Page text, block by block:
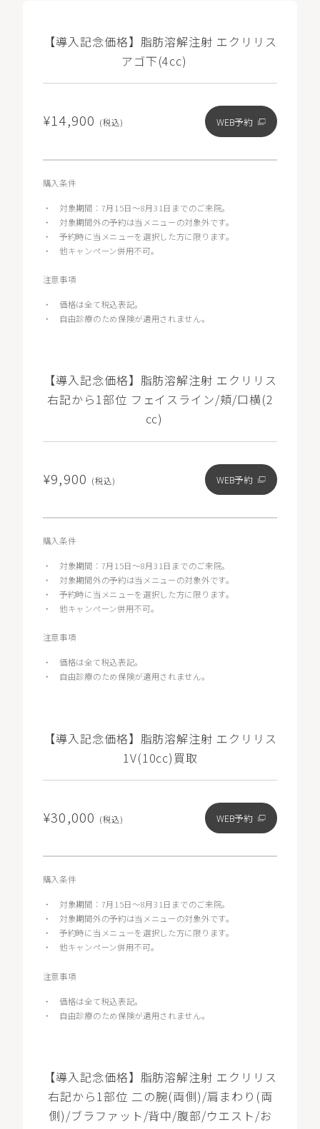
【導入記念価格】脂肪溶解注射 エクリリス
アゴ下(4cc)
¥14,900 (税込) WEB予約
購入条件
・ 対象期間：7月15日～8月31日までのご来院。
・ 対象期間外の予約は当メニューの対象外です。
・予約時に当メニューを選択した方に限ります。
・他キャンペーン併用不可。
注意事項
・価格は全て税込表記。
・
自由診療のため保険が適用されません。
【導入記念価格】脂肪溶解注射 エクリリス
右記から1部位 フェイスライン/頬/口横(2
㏄)
¥9,900 (税込) WEB予約
購入条件
・ 対象期間：7月15日～8月31日までのご来院。
・ 対象期間外の予約は当メニューの対象外です。
・予約時に当メニューを選択した方に限ります。
・他キャンペーン併用不可。
注意事項
・価格は全て税込表記。
・
自由診療のため保険が適用されません。
【導入記念価格】脂肪溶解注射 エクリリス
1V(10cc)買取
¥30,000 (税込) WEB予約
購入条件
・ 対象期間：7月15日～8月31日までのご来院。
・ 対象期間外の予約は当メニューの対象外です。
・予約時に当メニューを選択した方に限ります。
・他キャンペーン併用不可。
注意事項
・価格は全て税込表記。
・
自由診療のため保険が適用されません。
【導入記念価格】脂肪溶解注射 エクリリス
右記から1部位 二の腕(両側)/肩まわり(両
側)/ブラファット/背中/腹部/ウエスト/お